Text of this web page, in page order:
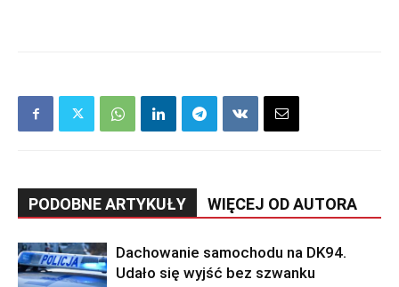
PODOBNE ARTYKUŁY WIĘCEJ OD AUTORA
Dachowanie samochodu na DK94.
Udało się wyjść bez szwanku